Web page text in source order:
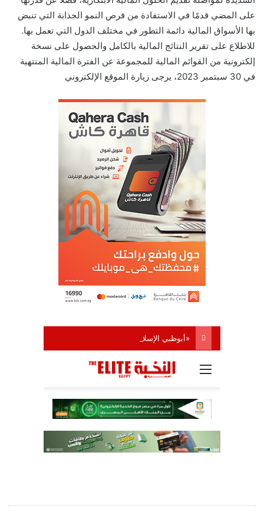
على المضي قدمًا في الاستفادة من فرص النمو الجذابة التي تنبض
بها الأسواق المالية دائمة التطور في مختلف الدول التي تعمل بها.
للاطلاع على تقرير النتائج المالية بالكامل والحصول على نسخة
إلكترونية من القوائم المالية للمجموعة عن الفترة المالية المنتهية
في 30 سبتمبر 2023، يرجى زيارة الموقع الإلكتروني